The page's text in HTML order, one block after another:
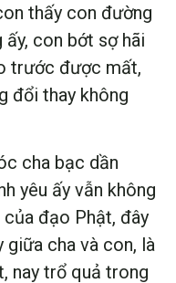
thấy con đường
ấy, con bớt sợ hãi
trước được mất,
đổi thay không
cha bạc dần
yêu ấy vẫn không
của đạo Phật, đây
giữa cha và con, là
nay trổ quả trong